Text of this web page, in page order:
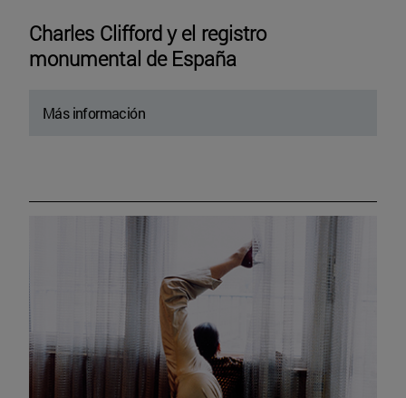
Charles Clifford y el registro
monumental de España
Más información